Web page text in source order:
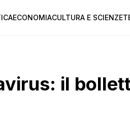
ECONOMIACULTURA E SCIENZE
il